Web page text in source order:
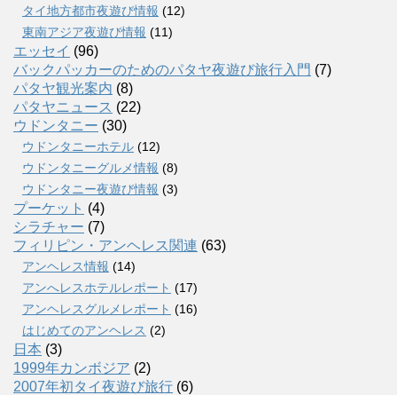
タイ地方都市夜遊び情報 (12)
東南アジア夜遊び情報 (11)
エッセイ (96)
バックパッカーのためのパタヤ夜遊び旅行入門 (7)
パタヤ観光案内 (8)
パタヤニュース (22)
ウドンタニー (30)
ウドンタニーホテル (12)
ウドンタニーグルメ情報 (8)
ウドンタニー夜遊び情報 (3)
プーケット (4)
シラチャー (7)
フィリピン・アンヘレス関連 (63)
アンヘレス情報 (14)
アンへレスホテルレポート (17)
アンヘレスグルメレポート (16)
はじめてのアンヘレス (2)
日本 (3)
1999年カンボジア (2)
2007年初タイ夜遊び旅行 (6)